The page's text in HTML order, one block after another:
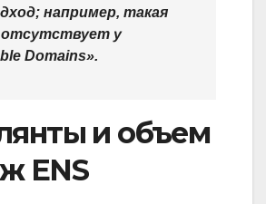
например, такая
у
Domains».
и объем
ENS